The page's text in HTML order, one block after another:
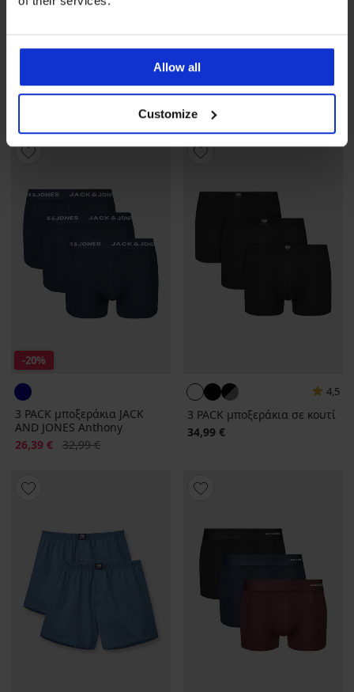
Allow all
Customize
2+1 ΔΩΡΕΑΝ
10,99 €προσφορά 2+1
2PACK Βαμβακερό μποξέρ
σορτς Ibris II
32,99 €
-20%
3 PACK μποξεράκια JACK
AND JONES Anthony
Έκπτωση
26,39 € Αρχική τιμή
32,99 €
4,5
3 PACK μποξεράκια σε κουτί
34,99 €